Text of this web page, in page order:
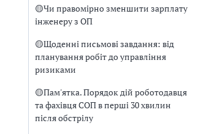
🟡Чи правомірно зменшити зарплату
інженеру з ОП
🟡Щоденні письмові завдання: від
планування робіт до управління
ризиками
🟡Пам'ятка. Порядок дій роботодавця
та фахівця СОП в перші 30 хвилин
після обстрілу